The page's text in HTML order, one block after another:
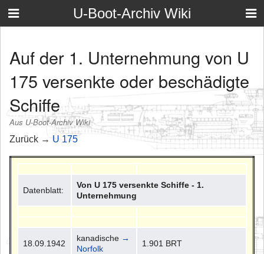
U-Boot-Archiv Wiki
Auf der 1. Unternehmung von U
175 versenkte oder beschädigte
Schiffe
Aus U-Boot-Archiv Wiki
Zurück → U 175
Datenblatt:
Von U 175 versenkte Schiffe - 1.
Unternehmung
18.09.1942
kanadische →
Norfolk
1.901 BRT